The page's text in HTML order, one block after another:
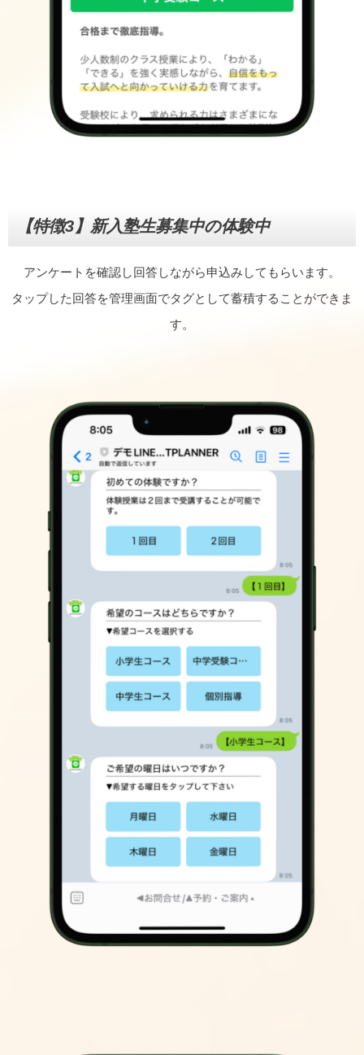
【特徴3】 新入塾生募集中の体験中
アンケートを確認し回答しながら申込みしてもらいます。
タップした回答を管理画面でタグとして蓄積することができま
す。